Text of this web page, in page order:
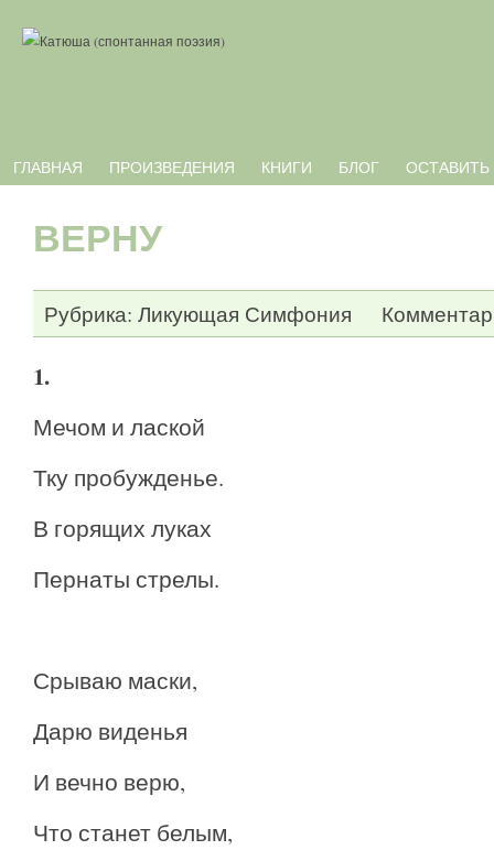
ГЛАВНАЯ ПРОИЗВЕДЕНИЯ КНИГИ БЛОГ
ВЕРНУ
Рубрика: Ликующая Симфония
1.
Мечом и лаской
Тку пробужденье.
В горящих луках
Пернаты стрелы.
Срываю маски,
Дарю виденья
И вечно верю,
Что станет белым,